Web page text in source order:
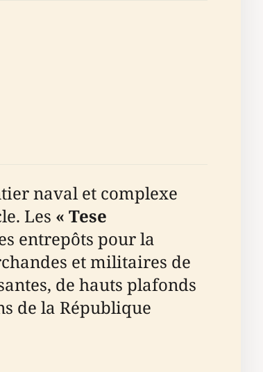
naval et complexe
Les « Tese
entrepôts pour la
et militaires de
de hauts plafonds
de la République